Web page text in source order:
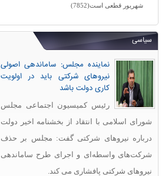
شهریور قطعی است(7852)
سیاسی
نماینده مجلس: ساماندهی اصولی
نیروهای شرکتی باید در اولویت
کاری دولت باشد
رئیس کمیسیون اجتماعی مجلس
شورای اسلامی با انتقاد از بخشنامه اخیر دولت
درباره نیروهای شرکتی گفت: مجلس بر حذف
شرکت‌های واسطه‌ای و اجرای طرح ساماندهی
نیروهای شرکتی پافشاری می کند.